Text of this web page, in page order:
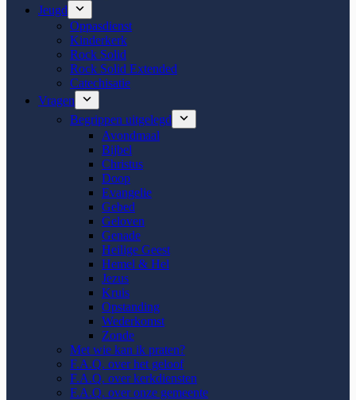
Jeugd
Oppasdienst
Kinderkerk
Rock Solid
Rock Solid Extended
Catechisatie
Vragen
Begrippen uitgelegd
Avondmaal
Bijbel
Christus
Doop
Evangelie
Gebed
Geloven
Genade
Heilige Geest
Hemel & Hel
Jezus
Kruis
Opstanding
Wederkomst
Zonde
Met wie kan ik praten?
F.A.Q. over het geloof
F.A.Q. over kerkdiensten
F.A.Q. over onze gemeente